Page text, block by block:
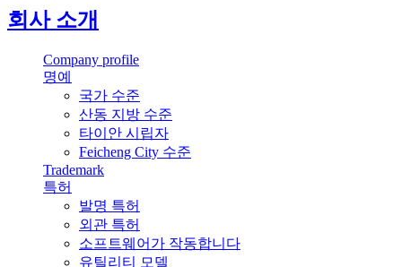
회사 소개
Company profile
명예
국가 수준
산동 지방 수준
타이안 시립자
Feicheng City 수준
Trademark
특허
발명 특허
외관 특허
소프트웨어가 작동합니다
유틸리티 모델